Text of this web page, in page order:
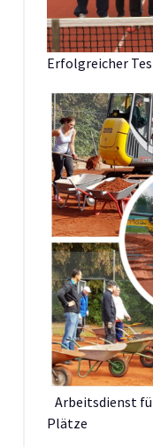
Erfolgreicher
Arbeitsdienst
Plätze